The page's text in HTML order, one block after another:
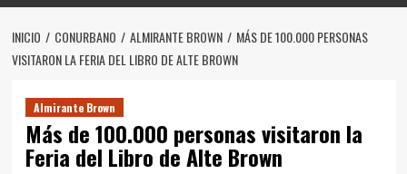
INICIO CONURBANO ALMIRANTE BROWN
MÁS DE 100.000 PERSONAS
VISITARON LA FERIA DEL LIBRO DE ALTE BROWN
Almirante Brown
Más de 100.000 personas visitaron la
Feria del Libro de Alte Brown